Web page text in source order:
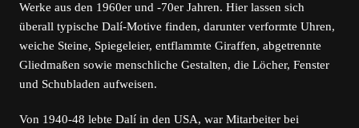
Werke aus den 1960er und -70er Jahren. Hier lassen sich
überall typische Dalí-Motive finden, darunter verformte Uhren,
weiche Steine, Spiegeleier, entflammte Giraffen, abgetrennte
Gliedmaßen sowie menschliche Gestalten, die Löcher, Fenster
und Schubladen aufweisen.
Von 1940-48 lebte Dalí in den USA, war Mitarbeiter bei